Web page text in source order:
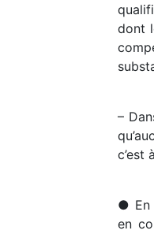
dont
–
c’est
● En
en